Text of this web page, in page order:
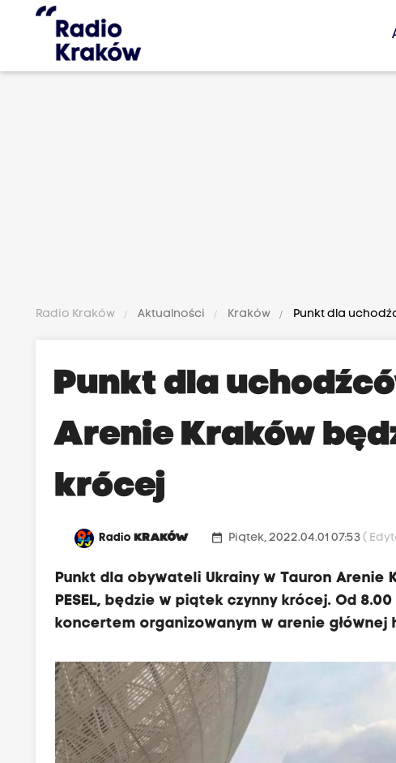
Radio Kraków Aktualności Kraków Punkt dla
Punkt dla
Arenie Kraków
krócej
RadioKRAKÓW date_range Piątek, 2022.04.01 07:53(
Punkt dla obywateli Ukrainy w Tauron Arenie
PESEL, będzie w piątek czynny krócej. Od
koncertem organizowanym w arenie głównej